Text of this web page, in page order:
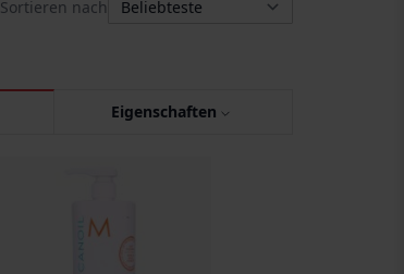
Sortieren nach
Eigenschaften